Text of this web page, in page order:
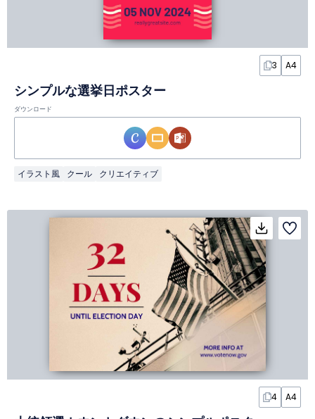
3 A4
シンプルな選挙日ポスター
ダウンロード
イラスト風 クール クリエイティブ
4 A4